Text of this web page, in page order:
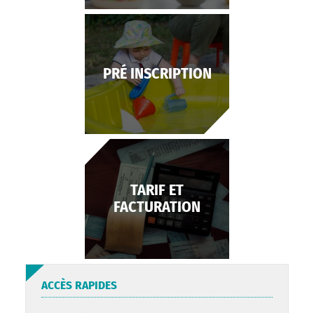
PRÉ INSCRIPTION
TARIF ET
FACTURATION
ACCÈS RAPIDES